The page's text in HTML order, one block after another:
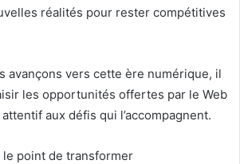
réalités pour rester compétitives
avançons vers cette ère numérique, il
les opportunités offertes par le Web
aux défis qui l’accompagnent.
le point de transformer